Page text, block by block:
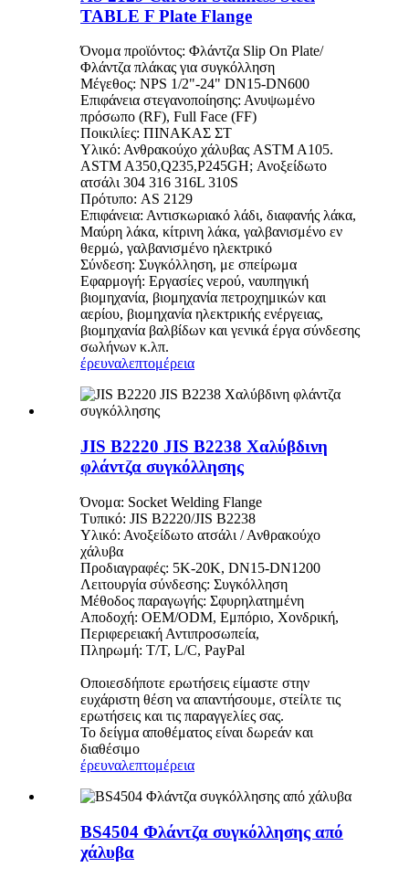
TABLE F Plate Flange
Όνομα προϊόντος: Φλάντζα Slip On Plate/
Φλάντζα πλάκας για συγκόλληση
Μέγεθος: NPS 1/2"-24" DN15-DN600
Επιφάνεια στεγανοποίησης: Ανυψωμένο
πρόσωπο (RF), Full Face (FF)
Ποικιλίες: ΠΙΝΑΚΑΣ ΣΤ
Υλικό: Ανθρακούχο χάλυβας ASTM A105.
ASTM A350,Q235,P245GH; Ανοξείδωτο
ατσάλι 304 316 316L 310S
Πρότυπο: AS 2129
Επιφάνεια: Αντισκωριακό λάδι, διαφανής λάκα,
Μαύρη λάκα, κίτρινη λάκα, γαλβανισμένο εν
θερμώ, γαλβανισμένο ηλεκτρικό
Σύνδεση: Συγκόλληση, με σπείρωμα
Εφαρμογή: Εργασίες νερού, ναυπηγική
βιομηχανία, βιομηχανία πετροχημικών και
αερίου, βιομηχανία ηλεκτρικής ενέργειας,
βιομηχανία βαλβίδων και γενικά έργα σύνδεσης
σωλήνων κ.λπ.
έρευναλεπτομέρεια
JIS B2220 JIS B2238 Χαλύβδινη
φλάντζα συγκόλλησης
Όνομα: Socket Welding Flange
Τυπικό: JIS B2220/JIS B2238
Υλικό: Ανοξείδωτο ατσάλι / Ανθρακούχο
χάλυβα
Προδιαγραφές: 5K-20K, DN15-DN1200
Λειτουργία σύνδεσης: Συγκόλληση
Μέθοδος παραγωγής: Σφυρηλατημένη
Αποδοχή: OEM/ODM, Εμπόριο, Χονδρική,
Περιφερειακή Αντιπροσωπεία,
Πληρωμή: T/T, L/C, PayPal
Οποιεσδήποτε ερωτήσεις είμαστε στην
ευχάριστη θέση να απαντήσουμε, στείλτε τις
ερωτήσεις και τις παραγγελίες σας.
Το δείγμα αποθέματος είναι δωρεάν και
διαθέσιμο
έρευναλεπτομέρεια
BS4504 Φλάντζα συγκόλλησης από
χάλυβα